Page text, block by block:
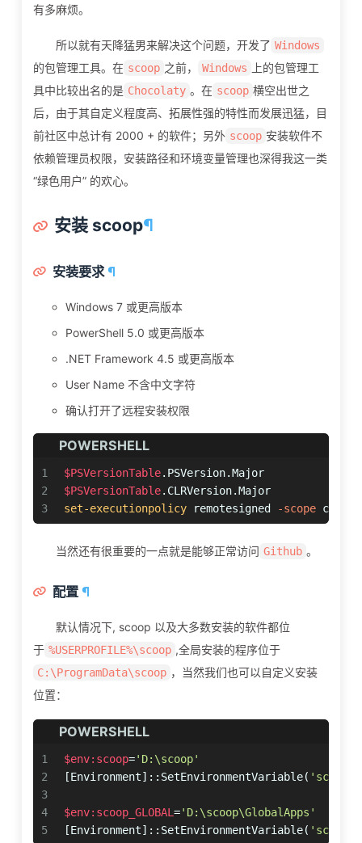
有多麻烦。
所以就有天降猛男来解决这个问题，开发了 Windows
的包管理工具。在 scoop 之前， Windows
上的包管理工
具中比较出名的是 Chocolaty 。在 scoop 横空出世之
后，由于其自定义程度高、拓展性强的特性而发展迅猛，目
前社区中总计有 2000 + 的软件；另外 scoop 安装软件不
依赖管理员权限，安装路径和环境变量管理也深得我这一类
“绿色用户” 的欢心。
安装 scoop¶
安装要求¶
Windows 7 或更高版本
PowerShell 5.0 或更高版本
.NET Framework 4.5 或更高版本
User Name 不含中文字符
确认打开了远程安装权限
POWERSHELL
1
2
3
$PSVersionTable
$PSVersionTable
set-executionpolicy remotesigned -scope
当然还有很重要的一点就是能够正常访问 Github 。
配置¶
默认情况下, scoop 以及大多数安装的软件都位
于 %USERPROFILE%\scoop ,全局安装的程序位于
C:\ProgramData\scoop ，当然我们也可以自定义安装
位置：
POWERSHELL
1
2
3
4
5
$env:scoop='D:\scoop'
[Environment]::SetEnvironmentVariable( 'scoop'
$env:scoop_GLOBAL='D:\scoop\GlobalApps'
[Environment]::SetEnvironmentVariable(